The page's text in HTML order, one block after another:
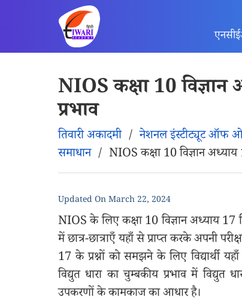
NIOS कक्षा 10 विज्ञान
प्रभाव
तिवारी अकादमी/नेशनल इंस्टीट्यूट ऑफ
समाधान/ NIOS कक्षा 10 विज्ञान अध्याय
Updated OnMarch 22, 2024
NIOS के लिए कक्षा 10 विज्ञान अध्याय 17
में छात्र-छात्राएँ यहाँ से प्राप्त करके अपनी
17 के प्रश्नों को समझने के लिए
विद्युत धारा का चुम्बकीय प्रभाव में विद्युत
उपकरणों के कामकाज का आधार है।